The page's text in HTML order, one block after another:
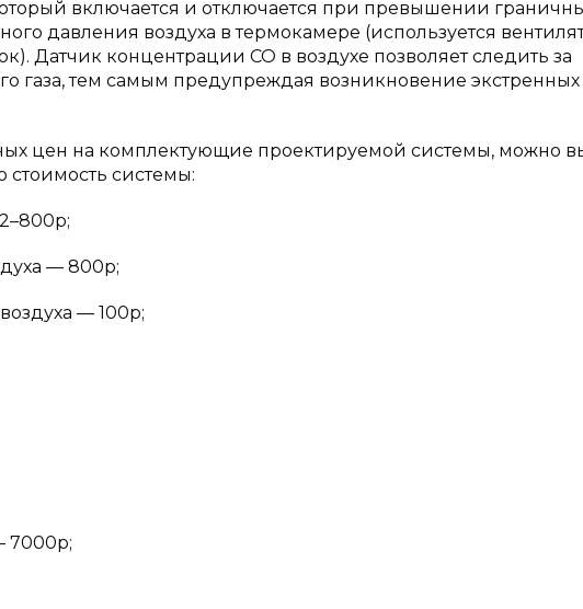
включается и отключается при превышении
давления воздуха в термокамере (используется
Датчик концентрации СО в воздухе позволяет следить за
газа, тем самым предупреждая возникновение экстренных
цен на комплектующие проектируемой системы, можно
системы:
— 800р;
— 100р;
7000р;